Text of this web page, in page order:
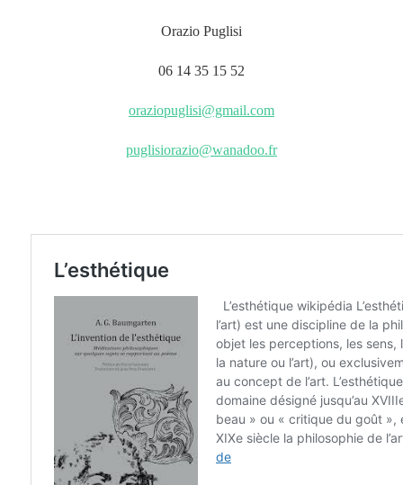
Orazio Puglisi
06 14 35 15 52
oraziopuglisi@gmail.com
puglisiorazio@wanadoo.fr